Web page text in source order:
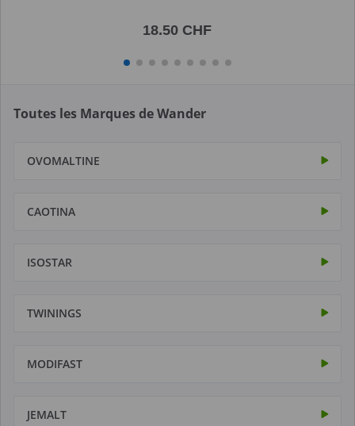
18.50 CHF
Toutes les Marques de Wander
OVOMALTINE
CAOTINA
ISOSTAR
TWININGS
MODIFAST
JEMALT